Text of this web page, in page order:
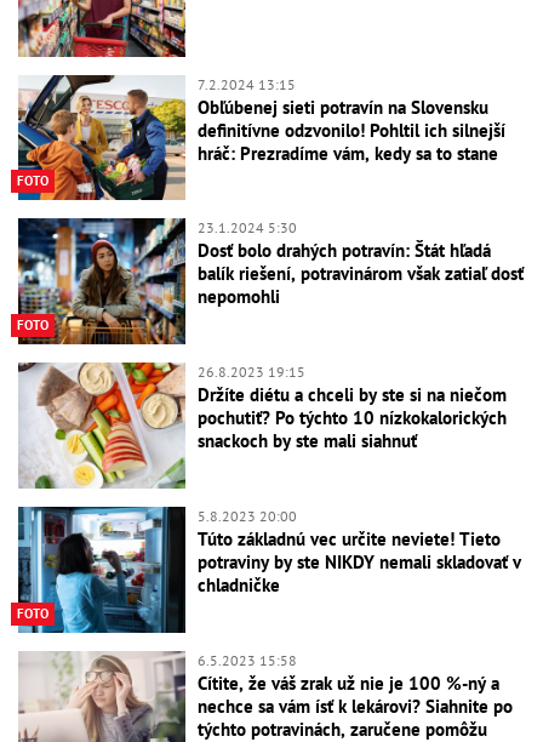
FOTO
7.2.2024 13:15
Obľúbenej sieti potravín na Slovensku
definitívne odzvonilo! Pohltil ich silnejší
hráč: Prezradíme vám, kedy sa to stane
FOTO
23.1.2024 5:30
Dosť bolo drahých potravín: Štát hľadá
balík riešení, potravinárom však zatiaľ dosť
nepomohli
26.8.2023 19:15
Držíte diétu a chceli by ste si na niečom
pochutiť? Po týchto 10 nízkokalorických
snackoch by ste mali siahnuť
FOTO
5.8.2023 20:00
Túto základnú vec určite neviete! Tieto
potraviny by ste NIKDY nemali skladovať v
chladničke
6.5.2023 15:58
Cítite, že váš zrak už nie je 100 %-ný a
nechce sa vám ísť k lekárovi? Siahnite po
týchto potravinách, zaručene pomôžu